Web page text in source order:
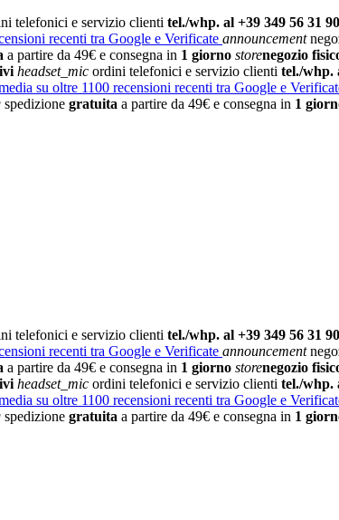
telefonici e servizio clienti tel./whp. al +39 349 56 31
recenti tra Google e Verificate announcement
a partire da 49€ e consegna in 1 giorno storenegozio
headset_mic ordini telefonici e servizio clienti tel./whp.
su oltre 1100 recensioni recenti tra Google e
spedizione gratuita a partire da 49€ e consegna in 1
telefonici e servizio clienti tel./whp. al +39 349 56 31
recenti tra Google e Verificate announcement
a partire da 49€ e consegna in 1 giorno storenegozio
headset_mic ordini telefonici e servizio clienti tel./whp.
su oltre 1100 recensioni recenti tra Google e
spedizione gratuita a partire da 49€ e consegna in 1